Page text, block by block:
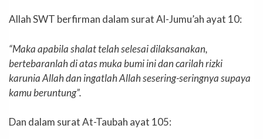
Allah SWT berfirman dalam surat Al-Jumu’ah ayat 10:
“Maka apabila shalat telah selesai dilaksanakan,
bertebaranlah di atas muka bumi ini dan carilah rizki
karunia Allah dan ingatlah Allah sesering-seringnya supaya
kamu beruntung”.
Dan dalam surat At-Taubah ayat 105: